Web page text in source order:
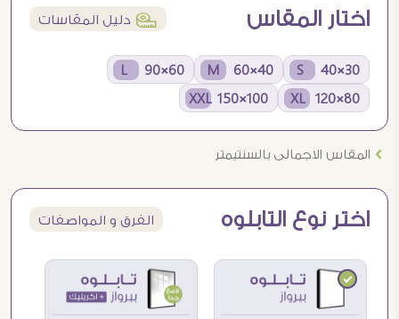
اختار المقاس í دليل المقاسات
30×40 S
40×60 M
60×90 L
80×120 XL
100×150 XXL
Ö المقاس الاجمالى بالسنتيمتر
اختر نوع التابلوه الفرق و المواصفات